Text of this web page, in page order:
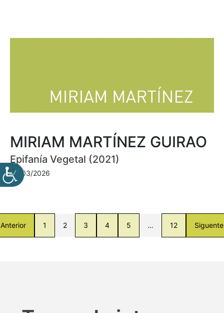
MIRIAM MARTÍNEZ GUIRAO
Epifanía Vegetal (2021)
30/03/2026
Anterior 1 2 3 4 5 … 12 Siguente